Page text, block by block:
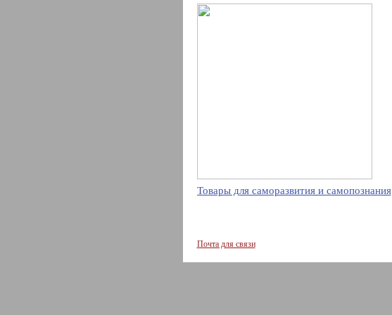
Товары для саморазвития и самопознания
Почта для связи